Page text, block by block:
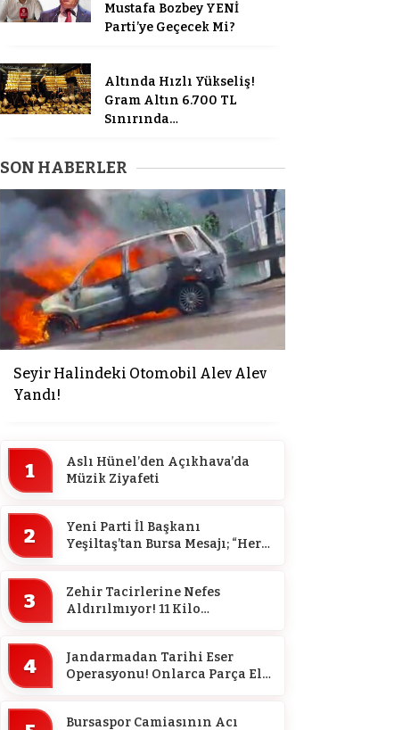
Mustafa Bozbey YENİ
Parti’ye Geçecek Mi?
Altında Hızlı Yükseliş!
Gram Altın 6.700 TL
Sınırında…
SON HABERLER
Seyir Halindeki Otomobil Alev Alev
Yandı!
1
Aslı Hünel’den Açıkhava’da
Müzik Ziyafeti
2
Yeni Parti İl Başkanı
Yeşiltaş’tan Bursa Mesajı; “Her
3
Zehir Tacirlerine Nefes
Aldırılmıyor! 11 Kilo
4
Jandarmadan Tarihi Eser
Operasyonu! Onlarca Parça Ele
Bursaspor Camiasının Acı